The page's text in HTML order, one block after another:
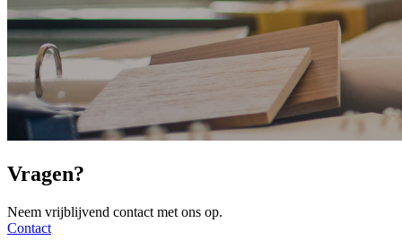
Vragen?
Neem vrijblijvend contact met ons op.
Contact